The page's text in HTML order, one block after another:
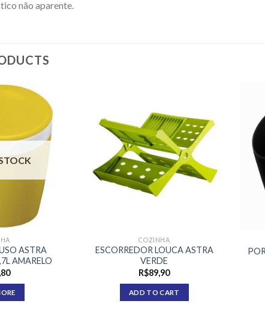
não aparente.
ASTRA
AMARELO
COZINHA
ESCORREDOR LOUCA ASTRA
VERDE
R$89,90
ADD TO CART